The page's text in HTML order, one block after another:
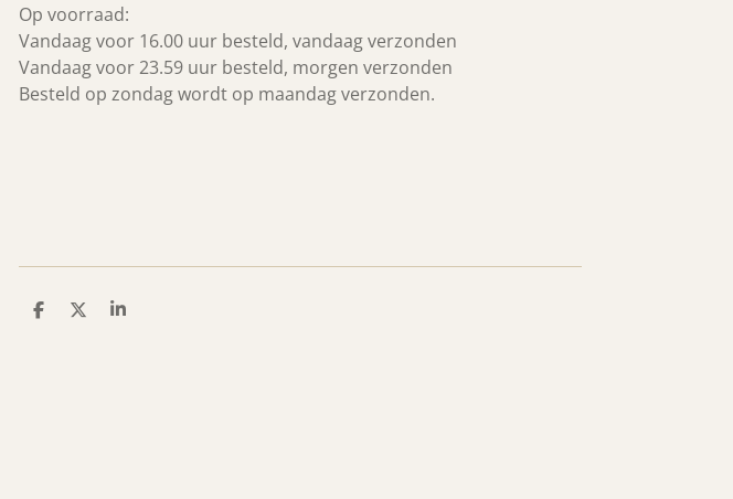
Op voorraad:
Vandaag voor 16.00 uur besteld, vandaag verzonden
Vandaag voor 23.59 uur besteld, morgen verzonden
Besteld op zondag wordt op maandag verzonden.
D
D
S